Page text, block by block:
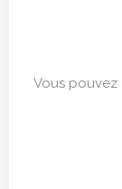
Vous pouvez